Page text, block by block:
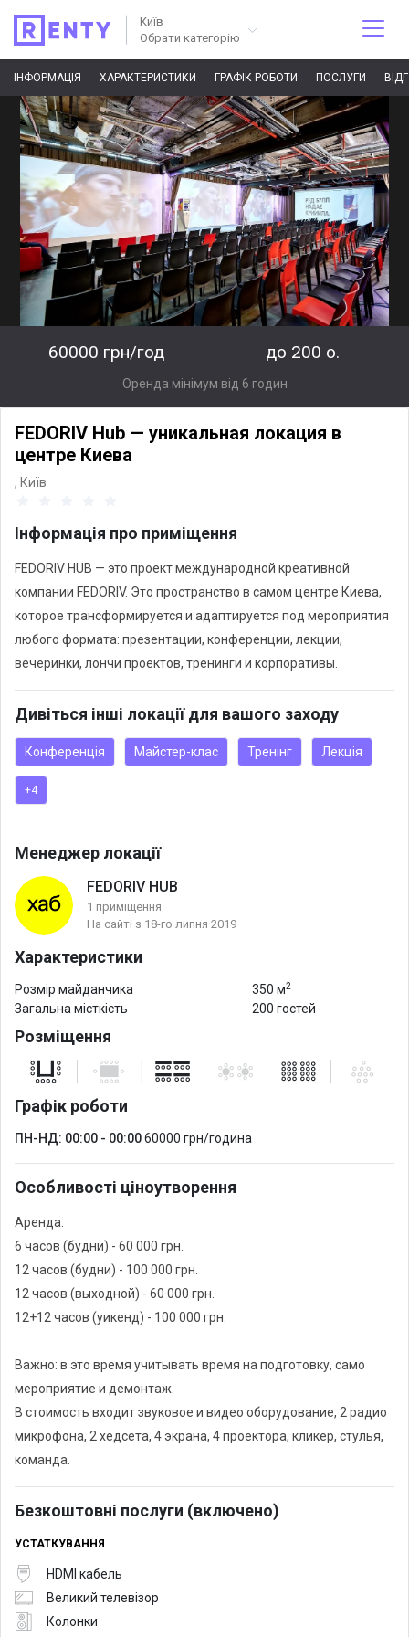
Київ
Обрати категорію
ІНФОРМАЦІЯ ХАРАКТЕРИСТИКИ ГРАФІК РОБОТИ ПОСЛУГИ
60000 грн/год до 200 о.
Оренда мінімум від 6 годин
FEDORIV Hub — уникальная локация в
центре Киева
, Київ
Інформація про приміщення
FEDORIV HUB — это проект международной креативной
компании FEDORIV. Это пространство в самом центре Киева,
которое трансформируется и адаптируется под мероприятия
любого формата: презентации, конференции, лекции,
вечеринки, лончи проектов, тренинги и корпоративы.
Дивіться інші локації для вашого заходу
Конференція Майстер-клас Тренінг Лекція
+4
Менеджер локації
FEDORIV HUB
1 приміщення
На сайті з 18-го липня 2019
Характеристики
Розмір майданчика 350 м2
Загальна місткість 200 гостей
Розміщення
Графік роботи
ПН-НД: 00:00 - 00:0060000 грн/година
Особливості ціноутворення
Аренда:
6 часов (будни) - 60 000 грн.
12 часов (будни) - 100 000 грн.
12 часов (выходной) - 60 000 грн.
12+12 часов (уикенд) - 100 000 грн.
Важно: в это время учитывать время на подготовку, само
мероприятие и демонтаж.
В стоимость входит звуковое и видео оборудование, 2 радио
микрофона, 2 хедсета, 4 экрана, 4 проектора, кликер, стулья,
команда.
Безкоштовні послуги (включено)
УСТАТКУВАННЯ
HDMI кабель
Великий телевізор
Колонки